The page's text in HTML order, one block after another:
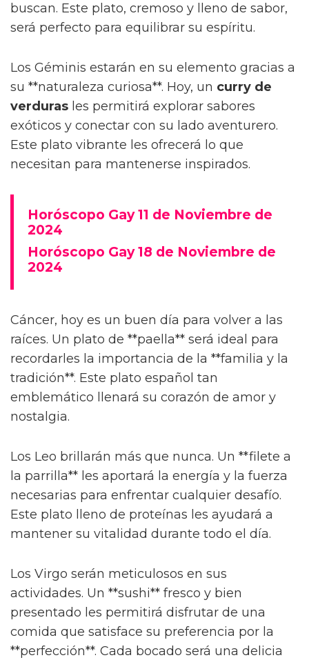
buscan. Este plato, cremoso y lleno de sabor,
será perfecto para equilibrar su espíritu.
Los Géminis estarán en su elemento gracias a
su **naturaleza curiosa**. Hoy, un curry de
verduras les permitirá explorar sabores
exóticos y conectar con su lado aventurero.
Este plato vibrante les ofrecerá lo que
necesitan para mantenerse inspirados.
Horóscopo Gay 11 de Noviembre de
2024
Horóscopo Gay 18 de Noviembre de
2024
Cáncer, hoy es un buen día para volver a las
raíces. Un plato de **paella** será ideal para
recordarles la importancia de la **familia y la
tradición**. Este plato español tan
emblemático llenará su corazón de amor y
nostalgia.
Los Leo brillarán más que nunca. Un **filete a
la parrilla** les aportará la energía y la fuerza
necesarias para enfrentar cualquier desafío.
Este plato lleno de proteínas les ayudará a
mantener su vitalidad durante todo el día.
Los Virgo serán meticulosos en sus
actividades. Un **sushi** fresco y bien
presentado les permitirá disfrutar de una
comida que satisface su preferencia por la
**perfección**. Cada bocado será una delicia